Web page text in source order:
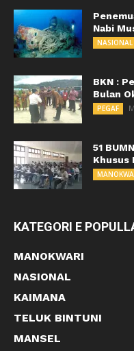
Nabi
NASIONAL
BKN :
Bulan
PEGAF
51
Khusus
KATEGORI E
MANOKWARI
NASIONAL
KAIMANA
TELUK BINTUNI
MANSEL